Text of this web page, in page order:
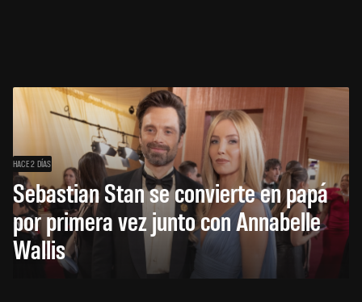
HACE 2 DÍAS
Sebastian Stan se convierte en papá
por primera vez junto con Annabelle
Wallis